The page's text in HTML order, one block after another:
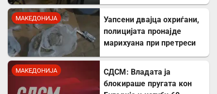
МАКЕДОНИЈА
Уапсени двајца охриѓани,
полицијата пронајде
марихуана при претреси
МАКЕДОНИЈА
СДСМ: Владата ја
блокираше пругата кон